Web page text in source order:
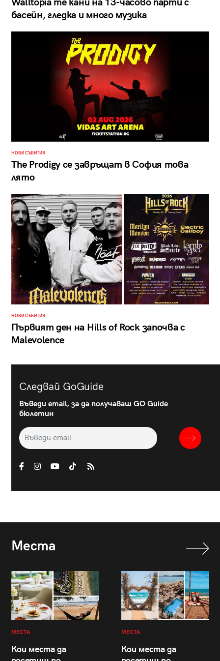
басейн, гледка и много музика
НОВИ СЪБИТИЯ
The Prodigy се завръщат в София това
лято
НОВИ СЪБИТИЯ
Първият ден на Hills of Rock започва с
Malevolence
Следвай GoGuide
Въведи email, за да получаваш GO Guide
бюлетин
Места
МЕСТА
Кои места да
МЕСТА
Кои места да